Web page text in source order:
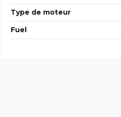
Type de moteur
Fuel